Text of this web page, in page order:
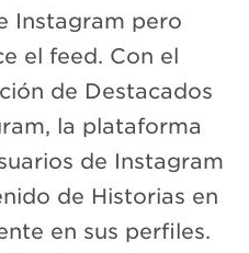
Instagram pero
el feed. Con el
de Destacados
la plataforma
de Instagram
de Historias en
en sus perfiles.